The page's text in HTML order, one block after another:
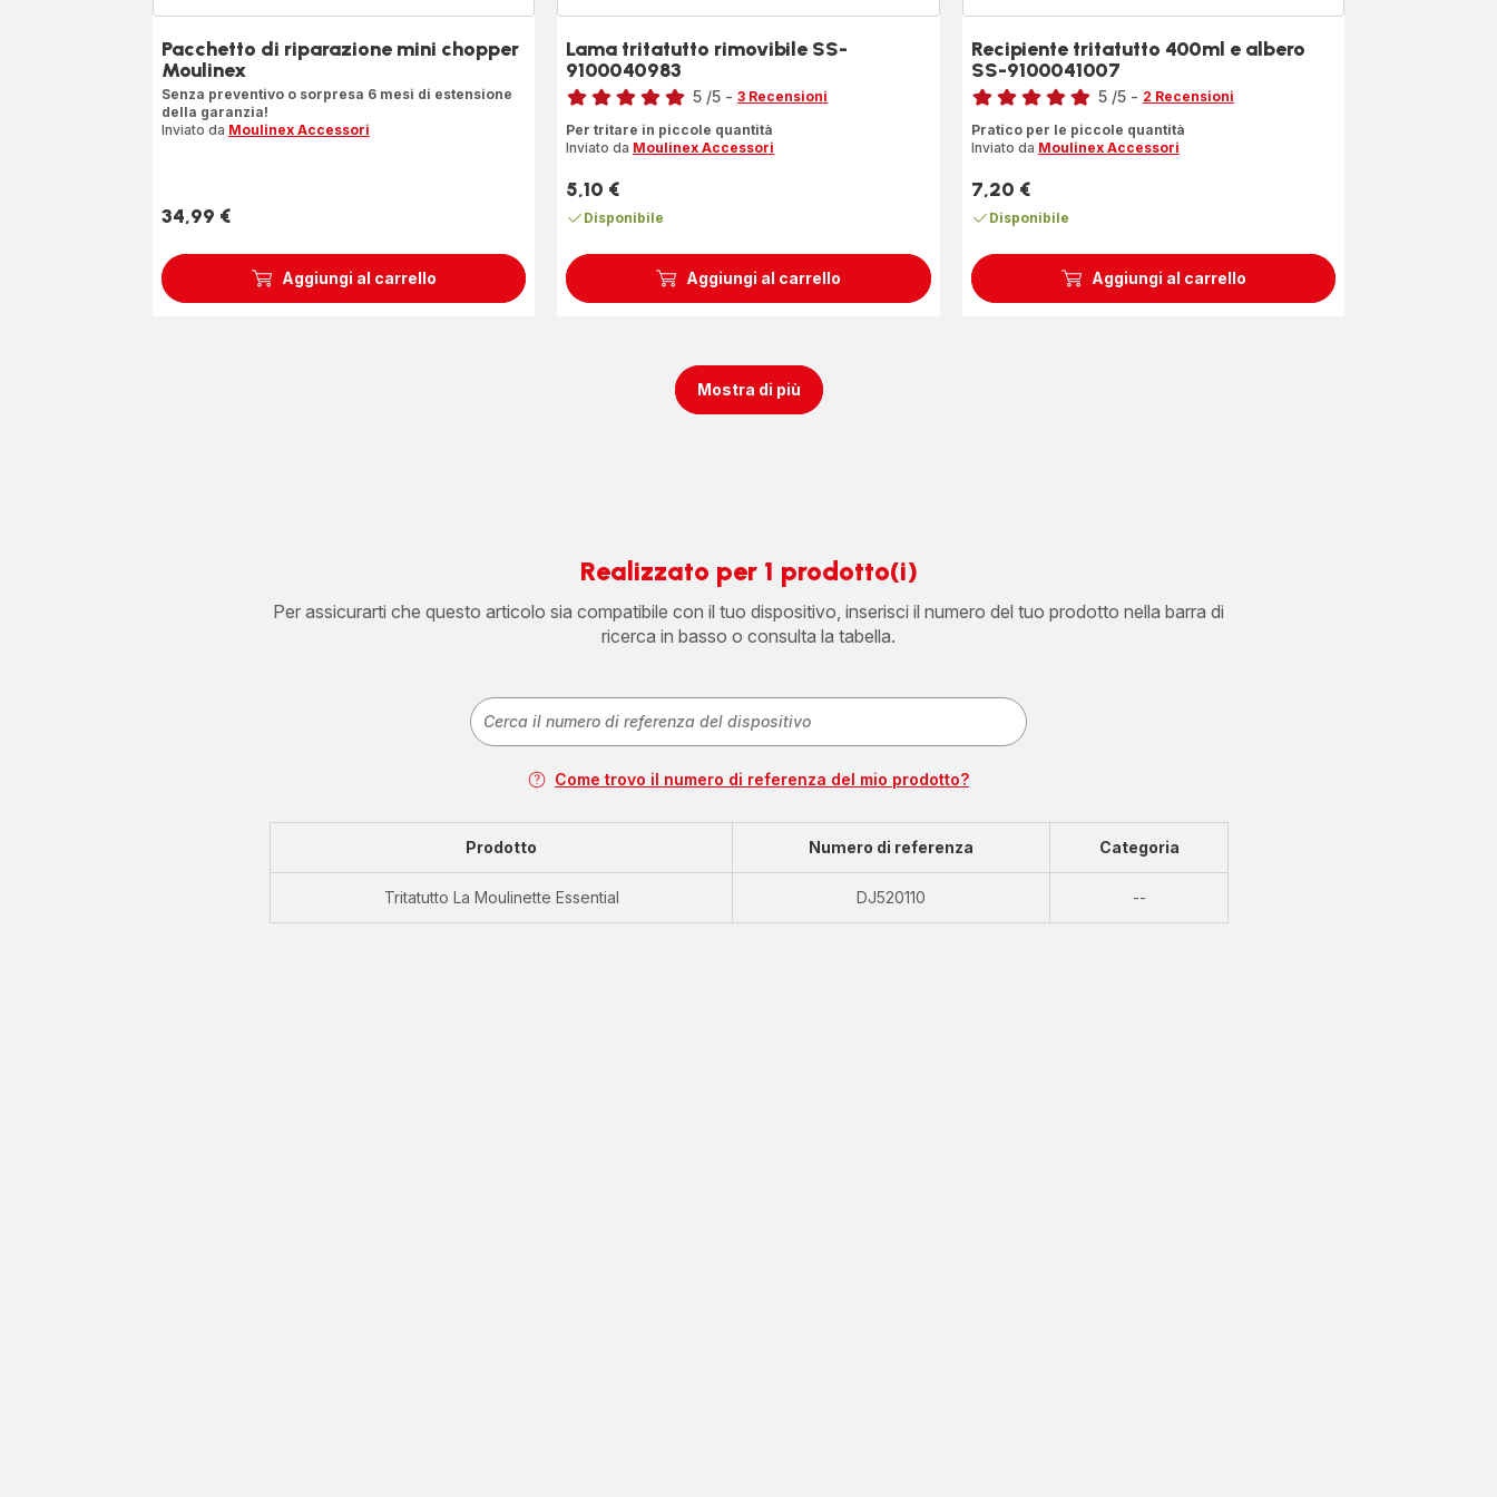
Aggiungi al carrello
Pacchetto di riparazione mini chopper
Moulinex
Senza preventivo o sorpresa 6 mesi di estensione
della garanzia!
Inviato da Moulinex Accessori
Prezzo
34,99 €
Aggiungi al carrello
Lama tritatutto rimovibile SS-
9100040983
Voto
di
stelle
(media)
5 /5 - 3 Recensioni
Per tritare in piccole quantità
Inviato da Moulinex Accessori
Prezzo
5,10 €
Disponibile
Aggiungi al carrello
Recipiente tritatutto 400ml e albero
SS-9100041007
Voto
di
stelle
(media)
5 /5 - 2 Recensioni
Pratico per le piccole quantità
Inviato da Moulinex Accessori
Prezzo
7,20 €
Disponibile
Mostra di più
Realizzato per 1 prodotto(i)
Per assicurarti che questo articolo sia compatibile con il tuo dispositivo, inserisci il numero del tuo prodotto nella barra di
ricerca in basso o consulta la tabella.
Come trovo il numero di referenza del mio prodotto?
Prodotto Numero di referenza Categoria
Tritatutto La Moulinette Essential DJ520110 --Non
disponibile